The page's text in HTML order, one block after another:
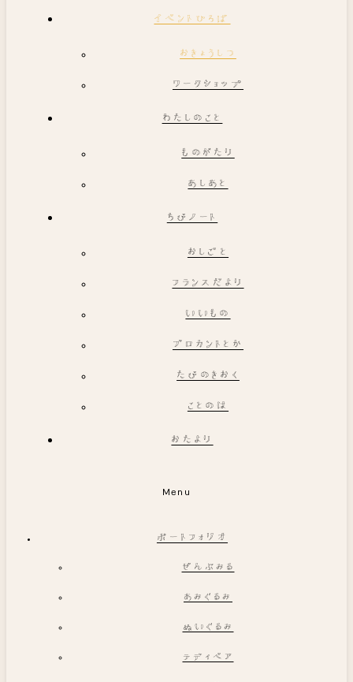
イベントひろば
おきょうしつ
ワークショップ
わたしのこと
ものがたり
あしあと
ちびノート
おしごと
フランスだより
いいもの
ブロカントとか
たびのきおく
ことのは
おたより
Menu
ポートフォリオ
ぜんぶみる
あみぐるみ
ぬいぐるみ
テディベア